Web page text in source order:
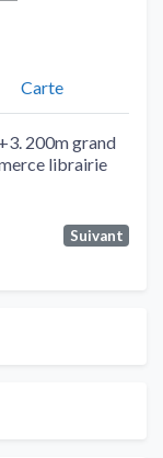
Carte
200m grand
librairie
Suivant